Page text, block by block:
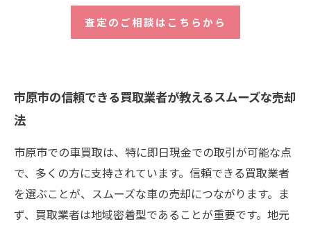
査定のご相談はこちらから
市原市の信頼できる買取業者が教えるスムーズな売却
法
市原市での車買取は、特に即日現金での取引が可能な点
で、多くの方に支持されています。信頼できる買取業者
を選ぶことが、スムーズな車の売却につながります。ま
ず、買取業者は地域密着型であることが重要です。地元